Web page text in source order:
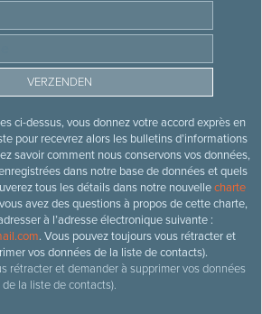
ci-dessus, vous donnez votre accord exprès en
pour recevrez alors les bulletins d’informations
savoir comment nous conservons vos données,
dans notre base de données et quels
tous les détails dans notre nouvellecharte
avez des questions à propos de cette charte,
à l’adresse électronique suivante :
. Vous pouvez toujours vous rétracter et
vos données de la liste de contacts).
rétracter et demander à supprimer vos données
de la liste de contacts).